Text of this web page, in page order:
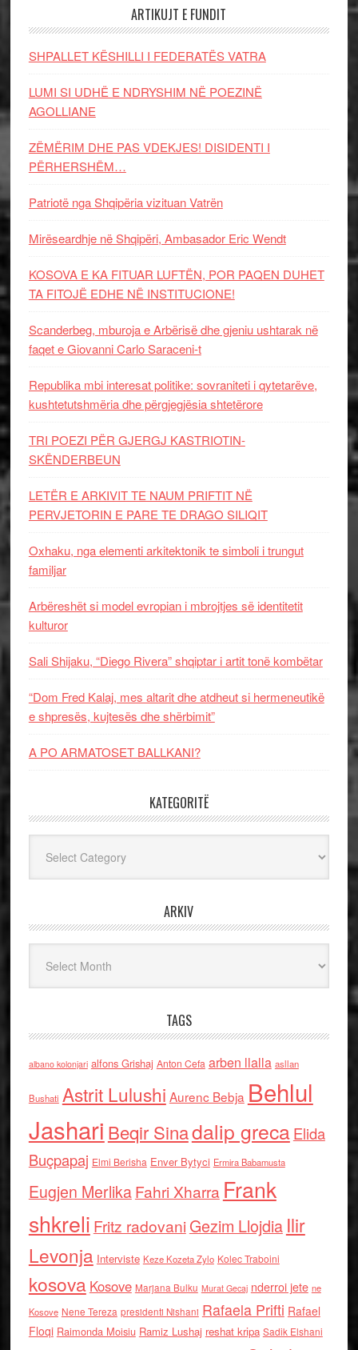
ARTIKUJT E FUNDIT
SHPALLET KËSHILLI I FEDERATËS VATRA
LUMI SI UDHË E NDRYSHIM NË POEZINË
AGOLLIANE
ZËMËRIM DHE PAS VDEKJES! DISIDENTI I
PËRHERSHËM…
Patriotë nga Shqipëria vizituan Vatrën
Mirëseardhje në Shqipëri, Ambasador Eric Wendt
KOSOVA E KA FITUAR LUFTËN, POR PAQEN DUHET
TA FITOJË EDHE NË INSTITUCIONE!
Scanderbeg, mburoja e Arbërisë dhe gjeniu ushtarak në
faqet e Giovanni Carlo Saraceni-t
Republika mbi interesat politike: sovraniteti i qytetarëve,
kushtetutshmëria dhe përgjegjësia shtetërore
TRI POEZI PËR GJERGJ KASTRIOTIN-
SKËNDERBEUN
LETËR E ARKIVIT TE NAUM PRIFTIT NË
PERVJETORIN E PARE TE DRAGO SILIQIT
Oxhaku, nga elementi arkitektonik te simboli i trungut
familjar
Arbëreshët si model evropian i mbrojtjes së identitetit
kulturor
Sali Shijaku, “Diego Rivera” shqiptar i artit tonë kombëtar
“Dom Fred Kalaj, mes altarit dhe atdheut si hermeneutikë
e shpresës, kujtesës dhe shërbimit”
A PO ARMATOSET BALLKANI?
KATEGORITË
ARKIV
TAGS
albano kolonjari alfons Grishaj Anton Cefa arben llalla asllan
Bushati Astrit Lulushi Aurenc Bebja Behlul
Jashari Beqir Sinadalip grecaElida
Buçpapaj Elmi Berisha Enver Bytyci Ermira Babamusta
Eugjen MerlikaFahri Xharra Frank
shkreli Fritz radovaniGezim Llojdia Ilir
Levonja Interviste Keze Kozeta Zylo Kolec Traboini
kosova Kosove Marjana Bulku Murat Gecaj nderroi jete ne
Kosove Nene Tereza presidenti Nishani Rafaela Prifti Rafael
Floqi Raimonda Moisiu Ramiz Lushaj reshat kripa Sadik Elshani